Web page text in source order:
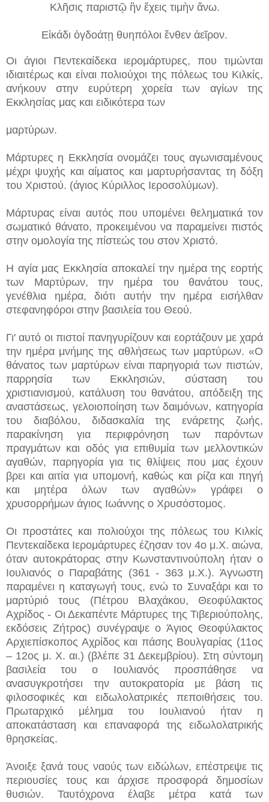
Κλῆσις παριστῷ ἣν ἔχεις τιμὴν ἄνω.
Εἰκάδι ὀγδοάτῃ θυηπόλοι ἔνθεν ἀεῖρον.
Οι άγιοι Πεντεκαίδεκα ιερομάρτυρες, που τιμώνται
ιδιαιτέρως και είναι πολιούχοι της πόλεως του Κιλκίς,
ανήκουν στην ευρύτερη χορεία των αγίων της
Εκκλησίας μας και ειδικότερα των
μαρτύρων.
Μάρτυρες η Εκκλησία ονομάζει τους αγωνισαμένους
μέχρι ψυχής και αίματος και μαρτυρήσαντας τη δόξη
του Χριστού. (άγιος Κύριλλος Ιεροσολύμων).
Μάρτυρας είναι αυτός που υπομένει θεληματικά τον
σωματικό θάνατο, προκειμένου να παραμείνει πιστός
στην ομολογία της πίστεώς του στον Χριστό.
Η αγία μας Εκκλησία αποκαλεί την ημέρα της εορτής
των Μαρτύρων, την ημέρα του θανάτου τους,
γενέθλια ημέρα, διότι αυτήν την ημέρα εισήλθαν
στεφανηφόροι στην βασιλεία του Θεού.
Γι' αυτό οι πιστοί πανηγυρίζουν και εορτάζουν με χαρά
την ημέρα μνήμης της αθλήσεως των μαρτύρων. «Ο
θάνατος των μαρτύρων είναι παρηγοριά των πιστών,
παρρησία των Εκκλησιών, σύσταση του
χριστιανισμού, κατάλυση του θανάτου, απόδειξη της
αναστάσεως, γελοιοποίηση των δαιμόνων, κατηγορία
του διαβόλου, διδασκαλία της ενάρετης ζωής,
παρακίνηση για περιφρόνηση των παρόντων
πραγμάτων και οδός για επιθυμία των μελλοντικών
αγαθών, παρηγορία για τις θλίψεις που μας έχουν
βρει και αιτία για υπομονή, καθώς και ρίζα και πηγή
και μητέρα όλων των αγαθών» γράφει ο
χρυσορρήμων άγιος Ιωάννης ο Χρυσόστομος.
Οι προστάτες και πολιούχοι της πόλεως του Κιλκίς
Πεντεκαίδεκα Ιερομάρτυρες έζησαν τον 4ο μ.Χ. αιώνα,
όταν αυτοκράτορας στην Κωνσταντινούπολη ήταν ο
Ιουλιανός ο Παραβάτης (361 - 363 μ.Χ.). Άγνωστη
παραμένει η καταγωγή τους, ενώ το Συναξάρι και το
μαρτύριό τους (Πέτρου Βλαχάκου, Θεοφύλακτος
Αχρίδος - Οι Δεκαπέντε Μάρτυρες της Τιβεριούπολης,
εκδόσεις Ζήτρος) συνέγραψε ο Άγιος Θεοφύλακτος
Αρχιεπίσκοπος Αχρίδος και πάσης Βουλγαρίας (11ος
– 12ος μ. Χ. αι.) (βλέπε 31 Δεκεμβρίου). Στη σύντομη
βασιλεία του ο Ιουλιανός προσπάθησε να
ανασυγκροτήσει την αυτοκρατορία με βάση τις
φιλοσοφικές και ειδωλολατρικές πεποιθήσεις του.
Πρωταρχικό μέλημα του Ιουλιανού ήταν η
αποκατάσταση και επαναφορά της ειδωλολατρικής
θρησκείας.
Άνοιξε ξανά τους ναούς των ειδώλων, επέστρεψε τις
περιουσίες τους και άρχισε προσφορά δημοσίων
θυσιών. Ταυτόχρονα έλαβε μέτρα κατά των